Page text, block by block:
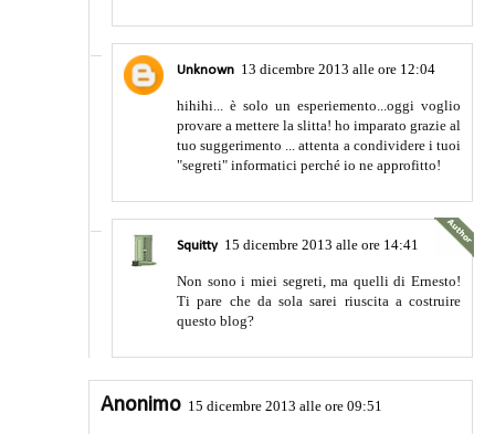
Unknown 13 dicembre 2013 alle ore 12:04
hihihi... è solo un esperiemento...oggi voglio
provare a mettere la slitta! ho imparato grazie al
tuo suggerimento ... attenta a condividere i tuoi
"segreti" informatici perché io ne approfitto!
Squitty 15 dicembre 2013 alle ore 14:41
Non sono i miei segreti, ma quelli di Ernesto!
Ti pare che da sola sarei riuscita a costruire
questo blog?
Anonimo 15 dicembre 2013 alle ore 09:51